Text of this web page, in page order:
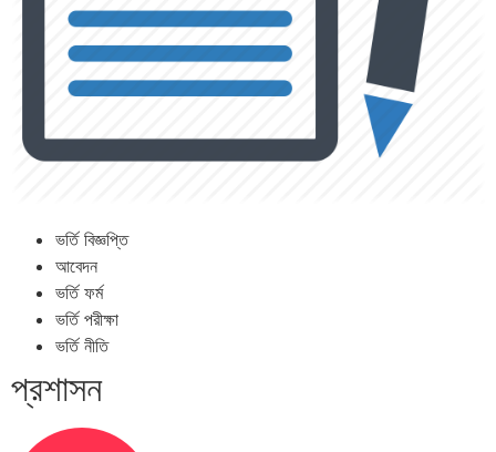
ভর্তি বিজ্ঞপ্তি
আবেদন
ভর্তি ফর্ম
ভর্তি পরীক্ষা
ভর্তি নীতি
প্রশাসন